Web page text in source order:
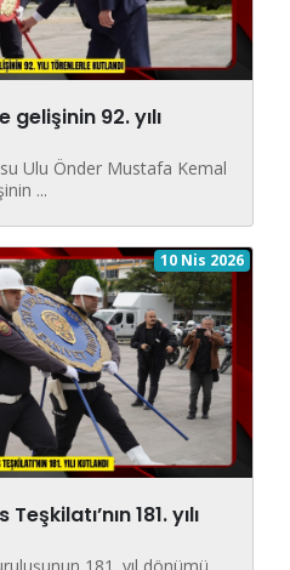
gelişinin 92. yılı
Ulu Önder Mustafa Kemal
...
10 Nis 2026
181. yılı